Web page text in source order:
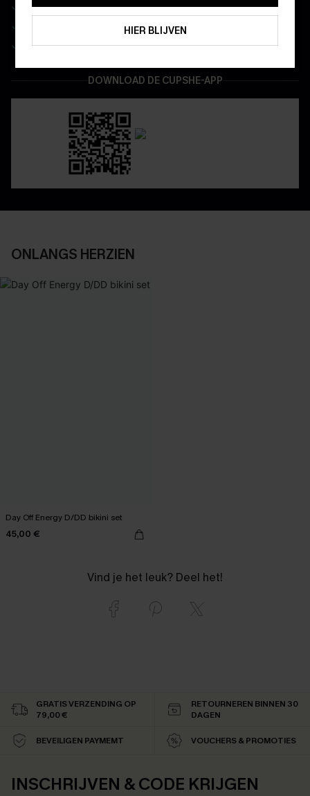
Wees als eerste op de hoogte van exclusieve drops
Real-time besteltracking
Geniet van eenvoudig retourneren via de app
DOWNLOAD DE CUPSHE-APP
ONLANGS HERZIEN
Day Off Energy D/DD bikini set
45,00 €
Vind je het leuk? Deel het!
HIER BLIJVEN
GRATIS VERZENDING OP
79,00 €
RETOURNEREN BINNEN 30
DAGEN
BEVEILIGEN PAYMEMT VOUCHERS & PROMOTIES
INSCHRIJVEN & CODE KRIJGEN
ABONNEREN